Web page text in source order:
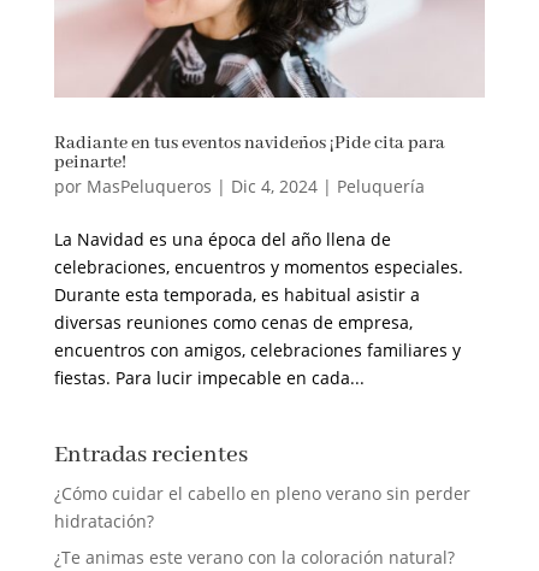
Radiante en tus eventos navideños ¡Pide cita para
peinarte!
por MasPeluqueros | Dic 4, 2024| Peluquería
La Navidad es una época del año llena de
celebraciones, encuentros y momentos especiales.
Durante esta temporada, es habitual asistir a
diversas reuniones como cenas de empresa,
encuentros con amigos, celebraciones familiares y
fiestas. Para lucir impecable en cada...
Entradas recientes
¿Cómo cuidar el cabello en pleno verano sin perder
hidratación?
¿Te animas este verano con la coloración natural?